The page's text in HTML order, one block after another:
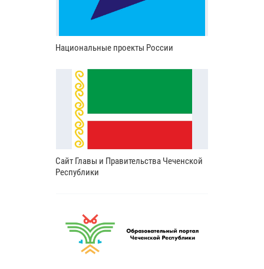
Национальные проекты России
Сайт Главы и Правительства Чеченской
Республики